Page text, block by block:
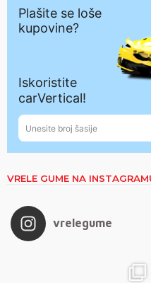
VRELE GUME NA
vrelegume